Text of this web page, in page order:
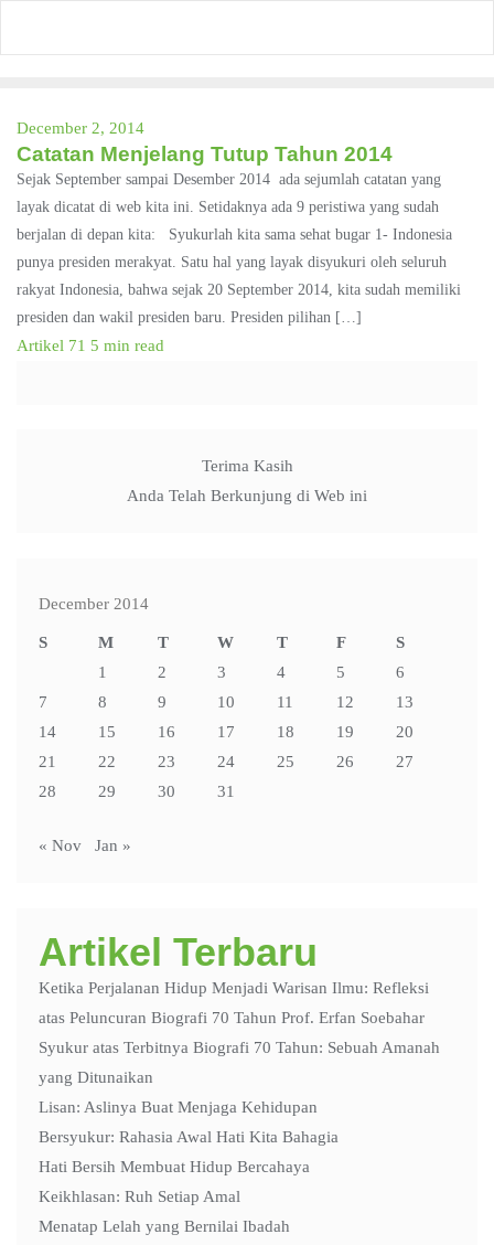
December 2, 2014
Catatan Menjelang Tutup Tahun 2014
Sejak September sampai Desember 2014 ada sejumlah catatan yang
layak dicatat di web kita ini. Setidaknya ada 9 peristiwa yang sudah
berjalan di depan kita: Syukurlah kita sama sehat bugar 1- Indonesia
punya presiden merakyat. Satu hal yang layak disyukuri oleh seluruh
rakyat Indonesia, bahwa sejak 20 September 2014, kita sudah memiliki
presiden dan wakil presiden baru. Presiden pilihan […]
Artikel 71 5 min read
Terima Kasih
Anda Telah Berkunjung di Web ini
December 2014
S M T W T F
S
1
2 3 4 5
6
7
8 9 10 11 12
13
14
15 16 17 18 19
20
21
22 23 24 25 26
27
28
29 30 31
« Nov Jan »
Artikel Terbaru
Ketika Perjalanan Hidup Menjadi Warisan Ilmu: Refleksi
atas Peluncuran Biografi 70 Tahun Prof. Erfan Soebahar
Syukur atas Terbitnya Biografi 70 Tahun: Sebuah Amanah
yang Ditunaikan
Lisan: Aslinya Buat Menjaga Kehidupan
Bersyukur: Rahasia Awal Hati Kita Bahagia
Hati Bersih Membuat Hidup Bercahaya
Keikhlasan: Ruh Setiap Amal
Menatap Lelah yang Bernilai Ibadah